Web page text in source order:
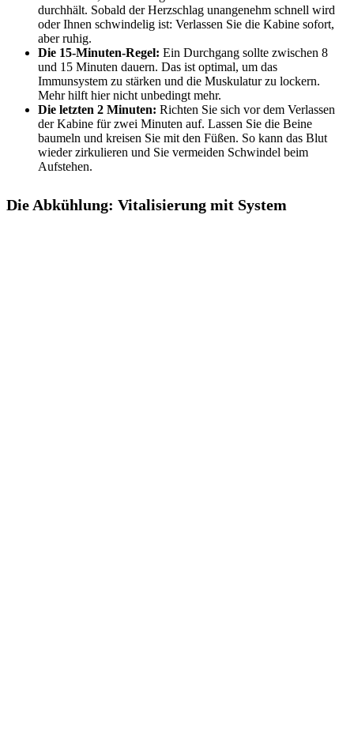
durchhält. Sobald der Herzschlag unangenehm schnell wird
oder Ihnen schwindelig ist: Verlassen Sie die Kabine sofort,
aber ruhig.
Die 15-Minuten-Regel: Ein Durchgang sollte zwischen 8
und 15 Minuten dauern. Das ist optimal, um das
Immunsystem zu stärken und die Muskulatur zu lockern.
Mehr hilft hier nicht unbedingt mehr.
Die letzten 2 Minuten: Richten Sie sich vor dem Verlassen
der Kabine für zwei Minuten auf. Lassen Sie die Beine
baumeln und kreisen Sie mit den Füßen. So kann das Blut
wieder zirkulieren und Sie vermeiden Schwindel beim
Aufstehen.
Die Abkühlung: Vitalisierung mit System